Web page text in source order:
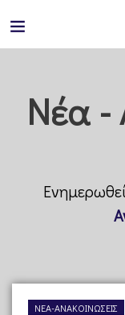
Νέα -
ΝΈΑ-ΑΝΑΚΟΙΝΏΣΕΙΣ